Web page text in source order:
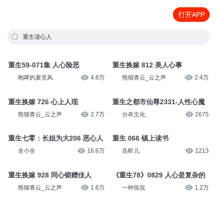
打开APP
重生读心人
重生59-071集 人心险恶
咆哮的麦克风 4.8万
重生换嫁 726 心上人现
熊猫青云_云之声 2.7万
重生七零：长姐为大206 恶心人
全小全 16.6万
重生换嫁 928 同心锁赠佳人
熊猫青云_云之声 1.6万
重生换嫁 812 美人心事
熊猫青云_云之声 2.4万
重生之都市仙尊2331-人性心魔
分布文化 2675
重生 066 镇上读书
岳昕儿 1213
《重生78》0829 人心是复杂的
一种侃侃 1.2万